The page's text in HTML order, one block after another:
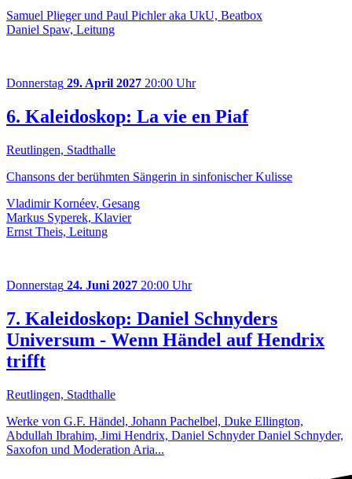
Samuel Plieger und Paul Pichler aka UkU, Beatbox
Daniel Spaw, Leitung
Donnerstag 29. April 2027 20:00 Uhr
6. Kaleidoskop: La vie en Piaf
Reutlingen, Stadthalle
Chansons der berühmten Sängerin in sinfonischer Kulisse
Vladimir Kornéev, Gesang
Markus Syperek, Klavier
Ernst Theis, Leitung
Donnerstag 24. Juni 2027 20:00 Uhr
7. Kaleidoskop: Daniel Schnyders
Universum - Wenn Händel auf Hendrix
trifft
Reutlingen, Stadthalle
Werke von G.F. Händel, Johann Pachelbel, Duke Ellington,
Abdullah Ibrahim, Jimi Hendrix, Daniel Schnyder Daniel Schnyder,
Saxofon und Moderation Aria...